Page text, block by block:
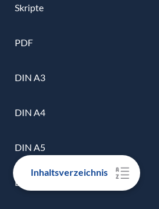
Inhaltsverzeichnis
Skripte
PDF
DIN A3
DIN A4
DIN A5
DIN A6